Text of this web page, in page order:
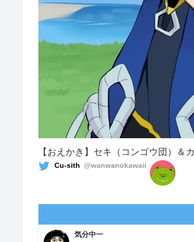
【おえかき】セキ（コンゴウ団）＆
Cu-sith @wanwanokawaii
気分中一